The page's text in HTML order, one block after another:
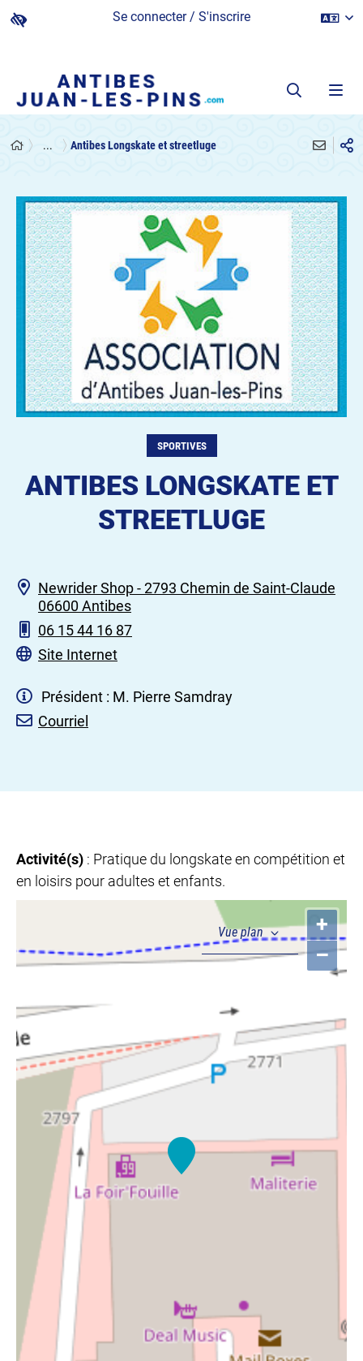
Se connecter / S'inscrire
... Antibes Longskate et streetluge
SPORTIVES
ANTIBES LONGSKATE ET
STREETLUGE
Newrider Shop - 2793 Chemin de Saint-Claude
06600 Antibes
06 15 44 16 87
Site Internet
Président : M. Pierre Samdray
Courriel
Activité(s) : Pratique du longskate en compétition et
en loisirs pour adultes et enfants.
+
–